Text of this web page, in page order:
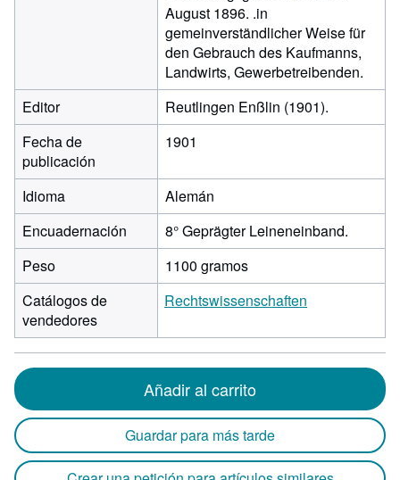
August 1896. .in
gemeinverständlicher Weise für
den Gebrauch des Kaufmanns,
Landwirts, Gewerbetreibenden.
Editor
Reutlingen Enßlin (1901).
Fecha de
publicación
1901
Idioma
Alemán
Encuadernación
8° Geprägter Leineneinband.
Peso
1100 gramos
Catálogos de
vendedores
Rechtswissenschaften
Añadir al carrito
Guardar para más tarde